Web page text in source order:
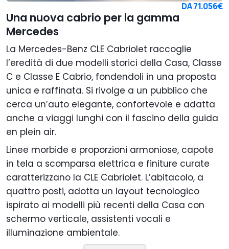
DA71.056€
Una nuova cabrio per la gamma
Mercedes
La Mercedes-Benz CLE Cabriolet raccoglie
l’eredità di due modelli storici della Casa, Classe
C e Classe E Cabrio, fondendoli in una proposta
unica e raffinata. Si rivolge a un pubblico che
cerca un’auto elegante, confortevole e adatta
anche a viaggi lunghi con il fascino della guida
en plein air.
Linee morbide e proporzioni armoniose, capote
in tela a scomparsa elettrica e finiture curate
caratterizzano la CLE Cabriolet. L’abitacolo, a
quattro posti, adotta un layout tecnologico
ispirato ai modelli più recenti della Casa con
schermo verticale, assistenti vocali e
illuminazione ambientale.